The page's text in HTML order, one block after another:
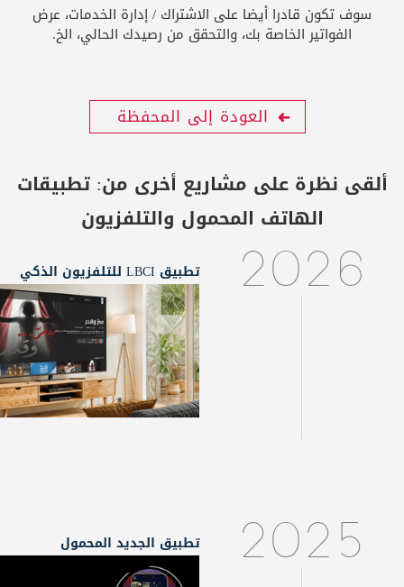
سوف تكون قادرا أيضا على الاشتراك / إدارة الخدمات، عرض
الفواتير الخاصة بك، والتحقق من رصيدك الحالي، الخ.
العودة إلى المحفظة
ألقى نظرة على مشاريع أخرى من:تطبيقات
الهاتف المحمول والتلفزيون
2026 تطبيق LBCI للتلفزيون الذكي
2025 تطبيق الجديد المحمول